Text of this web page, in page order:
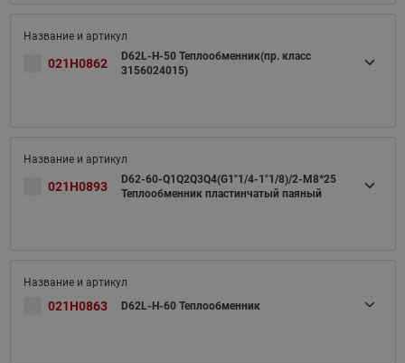
021H0862
D62L-H-50 Теплообменник(пр. класс
3156024015)
021H0893
D62-60-Q1Q2Q3Q4(G1"1/4-1"1/8)/2-M8*25
Теплообменник пластинчатый паяный
021H0863 D62L-H-60 Теплообменник